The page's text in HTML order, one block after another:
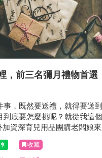
，前三名彌月禮物首選
事，既然要送禮，就得要送
到底要怎麼挑呢？就從我這
加資深育兒用品團購老闆娘
可以增進關係，不管用多久，
感激。不好的禮物，除了會增
收藏